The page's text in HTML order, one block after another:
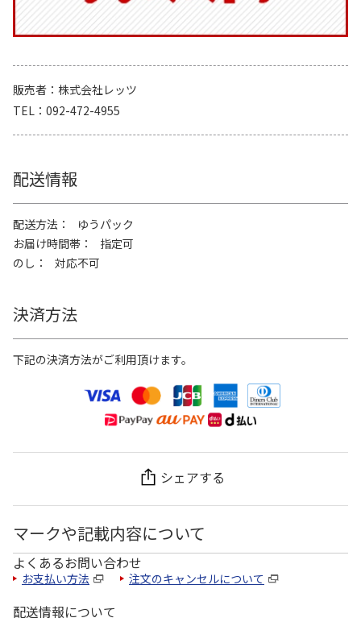
販売者
株式会社レッツ
TEL
092-472-4955
配送情報
配送方法
ゆうパック
お届け時間帯
指定可
のし
対応不可
決済方法
下記の決済方法がご利用頂けます。
シェアする
マークや記載内容について
よくあるお問い合わせ
お支払い方法 注文のキャンセルについて
配送情報について